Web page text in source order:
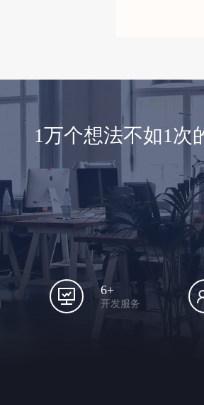
1万个想法不如1次
6+
开发服务